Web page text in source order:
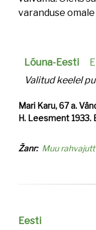
varanduse omale
Lõuna-Eesti
Valitud keelel
Mari Karu, 67 a.
H. Leesment 1933.
Žanr Muu rahvajutt
Eesti